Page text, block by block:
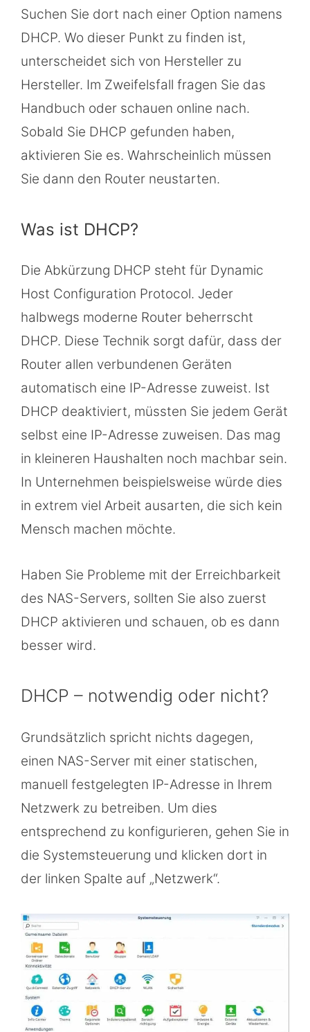
Suchen Sie dort nach einer Option namens
DHCP. Wo dieser Punkt zu finden ist,
unterscheidet sich von Hersteller zu
Hersteller. Im Zweifelsfall fragen Sie das
Handbuch oder schauen online nach.
Sobald Sie DHCP gefunden haben,
aktivieren Sie es. Wahrscheinlich müssen
Sie dann den Router neustarten.
Was ist DHCP?
Die Abkürzung DHCP steht für Dynamic
Host Configuration Protocol. Jeder
halbwegs moderne Router beherrscht
DHCP. Diese Technik sorgt dafür, dass der
Router allen verbundenen Geräten
automatisch eine IP-Adresse zuweist. Ist
DHCP deaktiviert, müssten Sie jedem Gerät
selbst eine IP-Adresse zuweisen. Das mag
in kleineren Haushalten noch machbar sein.
In Unternehmen beispielsweise würde dies
in extrem viel Arbeit ausarten, die sich kein
Mensch machen möchte.
Haben Sie Probleme mit der Erreichbarkeit
des NAS-Servers, sollten Sie also zuerst
DHCP aktivieren und schauen, ob es dann
besser wird.
DHCP – notwendig oder nicht?
Grundsätzlich spricht nichts dagegen,
einen NAS-Server mit einer statischen,
manuell festgelegten IP-Adresse in Ihrem
Netzwerk zu betreiben. Um dies
entsprechend zu konfigurieren, gehen Sie in
die Systemsteuerung und klicken dort in
der linken Spalte auf „Netzwerk“.